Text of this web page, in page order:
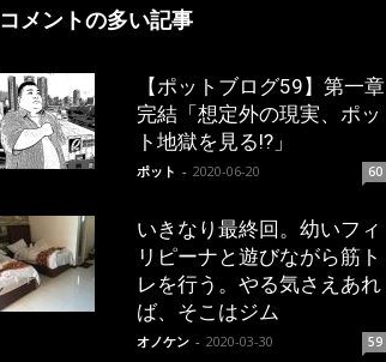
コメントの多い記事
【ポットブログ59】第一章
完結「想定外の現実、ポッ
ト地獄を見る!?」
ポット - 2020-06-20 60
いきなり最終回。幼いフィ
リピーナと遊びながら筋ト
レを行う。やる気さえあれ
ば、そこはジム
オノケン - 2020-03-30 59